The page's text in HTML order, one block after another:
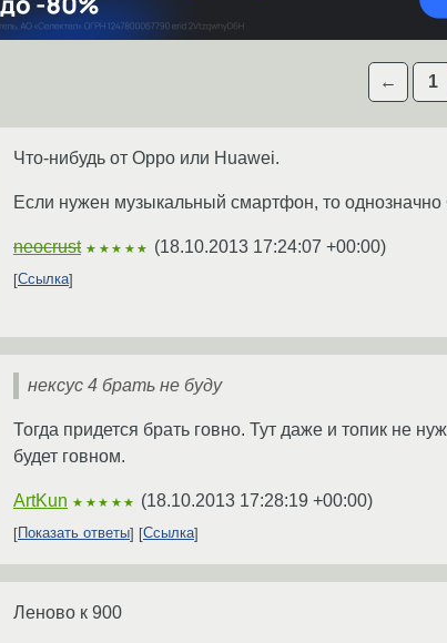
← 1
Что-нибудь от Oppo или Huawei.
Если нужен музыкальный смартфон, то однозначно
neocrust ★★★★★ (18.10.2013 17:24:07 +00:00)
Ссылка
нексус 4 брать не буду
Тогда придется брать говно. Тут даже и топик не
будет говном.
ArtKun ★★★★★ (18.10.2013 17:28:19 +00:00)
Показать ответы Ссылка
Леново к 900